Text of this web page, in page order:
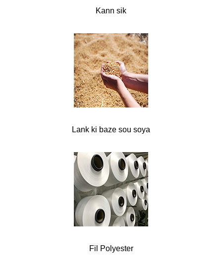
Kann sik
Lank ki baze sou soya
Fil Polyester